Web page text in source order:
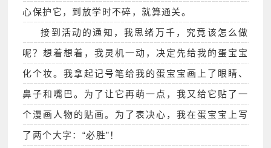
心保护它，到放学时不碎，就算通关。
接到活动的通知，我思绪万千，究竟该怎么做
呢？想着想着，我灵机一动，决定先给我的蛋宝宝
化个妆。我拿起记号笔给我的蛋宝宝画上了眼睛、
鼻子和嘴巴。为了让它再萌一点，我又给它贴了一
个漫画人物的贴画。为了表决心，我在蛋宝宝上写
了两个大字：“必胜”！